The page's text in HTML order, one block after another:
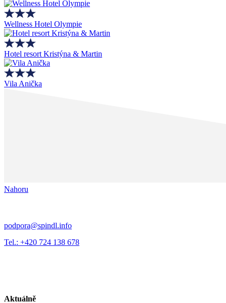
Wellness Hotel Olympie
Hotel resort Kristýna & Martin
Vila Anička
Nahoru
podpora@spindl.info
Tel.: +420 724 138 678
Aktuálně